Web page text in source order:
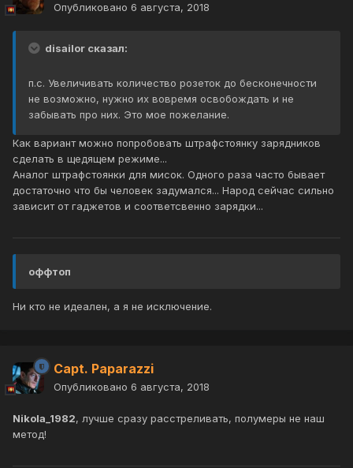
Опубликовано 6 августа, 2018
disailor сказал:
п.с. Увеличивать количество розеток до бесконечности
не возможно, нужно их вовремя освобождать и не
забывать про них. Это мое пожелание.
Как вариант можно попробовать штрафстоянку зарядников
сделать в щедящем режиме...
Аналог штрафстоянки для мисок. Одного раза часто бывает
достаточно что бы человек задумался... Народ сейчас сильно
зависит от гаджетов и соответсвенно зарядки...
оффтоп
Ни кто не идеален, а я не исключение.
Capt. Paparazzi
Опубликовано 6 августа, 2018
Nikola_1982, лучше сразу расстреливать, полумеры не наш
метод!